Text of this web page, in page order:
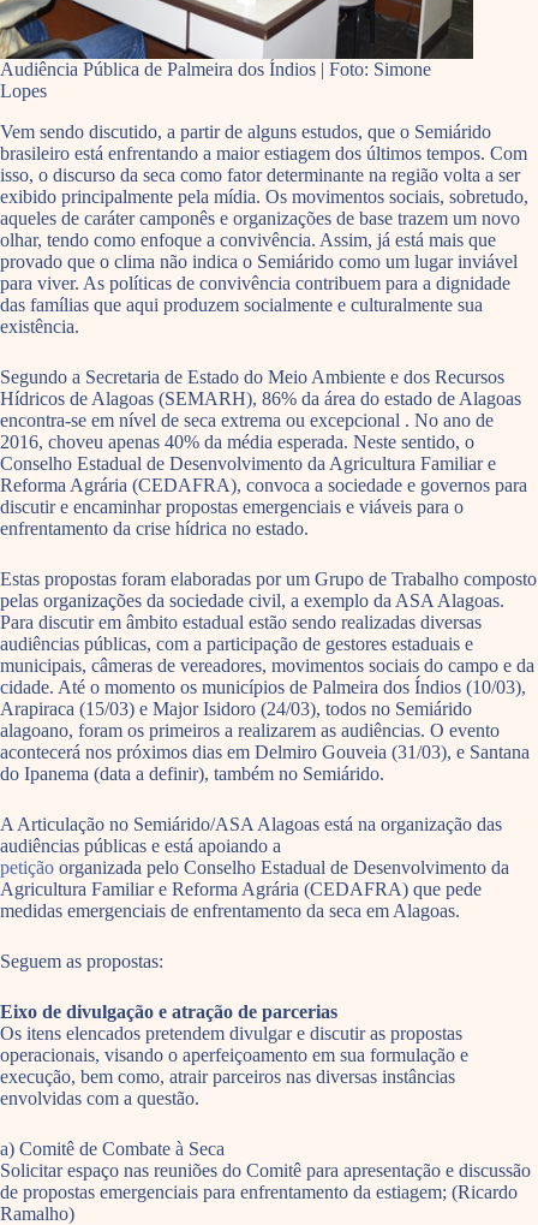
Audiência Pública de Palmeira dos Índios | Foto: Simone
Lopes
Vem sendo discutido, a partir de alguns estudos, que o Semiárido
brasileiro está enfrentando a maior estiagem dos últimos tempos. Com
isso, o discurso da seca como fator determinante na região volta a ser
exibido principalmente pela mídia. Os movimentos sociais, sobretudo,
aqueles de caráter camponês e organizações de base trazem um novo
olhar, tendo como enfoque a convivência. Assim, já está mais que
provado que o clima não indica o Semiárido como um lugar inviável
para viver. As políticas de convivência contribuem para a dignidade
das famílias que aqui produzem socialmente e culturalmente sua
existência.
Segundo a Secretaria de Estado do Meio Ambiente e dos Recursos
Hídricos de Alagoas (SEMARH), 86% da área do estado de Alagoas
encontra-se em nível de seca extrema ou excepcional . No ano de
2016, choveu apenas 40% da média esperada. Neste sentido, o
Conselho Estadual de Desenvolvimento da Agricultura Familiar e
Reforma Agrária (CEDAFRA), convoca a sociedade e governos para
discutir e encaminhar propostas emergenciais e viáveis para o
enfrentamento da crise hídrica no estado.
Estas propostas foram elaboradas por um Grupo de Trabalho composto
pelas organizações da sociedade civil, a exemplo da ASA Alagoas.
Para discutir em âmbito estadual estão sendo realizadas diversas
audiências públicas, com a participação de gestores estaduais e
municipais, câmeras de vereadores, movimentos sociais do campo e da
cidade. Até o momento os municípios de Palmeira dos Índios (10/03),
Arapiraca (15/03) e Major Isidoro (24/03), todos no Semiárido
alagoano, foram os primeiros a realizarem as audiências. O evento
acontecerá nos próximos dias em Delmiro Gouveia (31/03), e Santana
do Ipanema (data a definir), também no Semiárido.
A Articulação no Semiárido/ASA Alagoas está na organização das
audiências públicas e está apoiando a
petição organizada pelo Conselho Estadual de Desenvolvimento da
Agricultura Familiar e Reforma Agrária (CEDAFRA) que pede
medidas emergenciais de enfrentamento da seca em Alagoas.
Seguem as propostas:
Eixo de divulgação e atração de parcerias
Os itens elencados pretendem divulgar e discutir as propostas
operacionais, visando o aperfeiçoamento em sua formulação e
execução, bem como, atrair parceiros nas diversas instâncias
envolvidas com a questão.
a) Comitê de Combate à Seca
Solicitar espaço nas reuniões do Comitê para apresentação e discussão
de propostas emergenciais para enfrentamento da estiagem; (Ricardo
Ramalho)